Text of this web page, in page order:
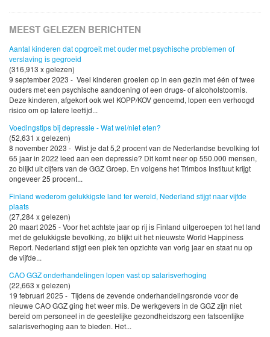
MEEST GELEZEN BERICHTEN
Aantal kinderen dat opgroeit met ouder met psychische problemen of
verslaving is gegroeid
(316,913 x gelezen)
9 september 2023 - Veel kinderen groeien op in een gezin met één of twee
ouders met een psychische aandoening of een drugs- of alcoholstoornis.
Deze kinderen, afgekort ook wel KOPP/KOV genoemd, lopen een verhoogd
risico om op latere leeftijd...
Voedingstips bij depressie - Wat wel/niet eten?
(52,631 x gelezen)
8 november 2023 - Wist je dat 5,2 procent van de Nederlandse bevolking tot
65 jaar in 2022 leed aan een depressie? Dit komt neer op 550.000 mensen,
zo blijkt uit cijfers van de GGZ Groep. En volgens het Trimbos Instituut krijgt
ongeveer 25 procent...
Finland wederom gelukkigste land ter wereld, Nederland stijgt naar vijfde
plaats
(27,284 x gelezen)
20 maart 2025 - Voor het achtste jaar op rij is Finland uitgeroepen tot het land
met de gelukkigste bevolking, zo blijkt uit het nieuwste World Happiness
Report. Nederland stijgt een plek ten opzichte van vorig jaar en staat nu op
de vijfde...
CAO GGZ onderhandelingen lopen vast op salarisverhoging
(22,663 x gelezen)
19 februari 2025 - Tijdens de zevende onderhandelingsronde voor de
nieuwe CAO GGZ ging het weer mis. De werkgevers in de GGZ zijn niet
bereid om personeel in de geestelijke gezondheidszorg een fatsoenlijke
salarisverhoging aan te bieden. Het...